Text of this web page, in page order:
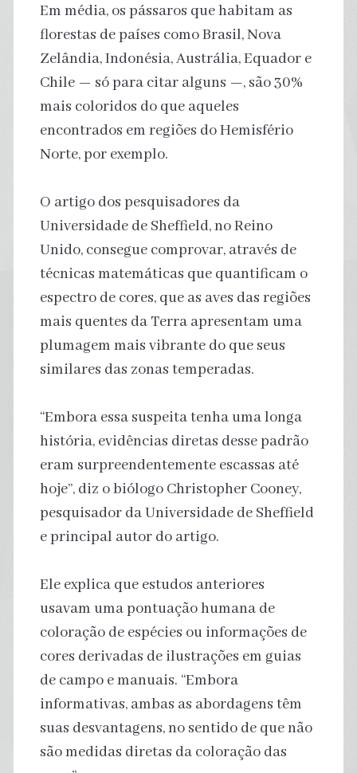
Em média, os pássaros que habitam as
florestas de países como Brasil, Nova
Zelândia, Indonésia, Austrália, Equador e
Chile — só para citar alguns —, são 30%
mais coloridos do que aqueles
encontrados em regiões do Hemisfério
Norte, por exemplo.
O artigo dos pesquisadores da
Universidade de Sheffield, no Reino
Unido, consegue comprovar, através de
técnicas matemáticas que quantificam o
espectro de cores, que as aves das regiões
mais quentes da Terra apresentam uma
plumagem mais vibrante do que seus
similares das zonas temperadas.
“Embora essa suspeita tenha uma longa
história, evidências diretas desse padrão
eram surpreendentemente escassas até
hoje”, diz o biólogo Christopher Cooney,
pesquisador da Universidade de Sheffield
e principal autor do artigo.
Ele explica que estudos anteriores
usavam uma pontuação humana de
coloração de espécies ou informações de
cores derivadas de ilustrações em guias
de campo e manuais. “Embora
informativas, ambas as abordagens têm
suas desvantagens, no sentido de que não
são medidas diretas da coloração das